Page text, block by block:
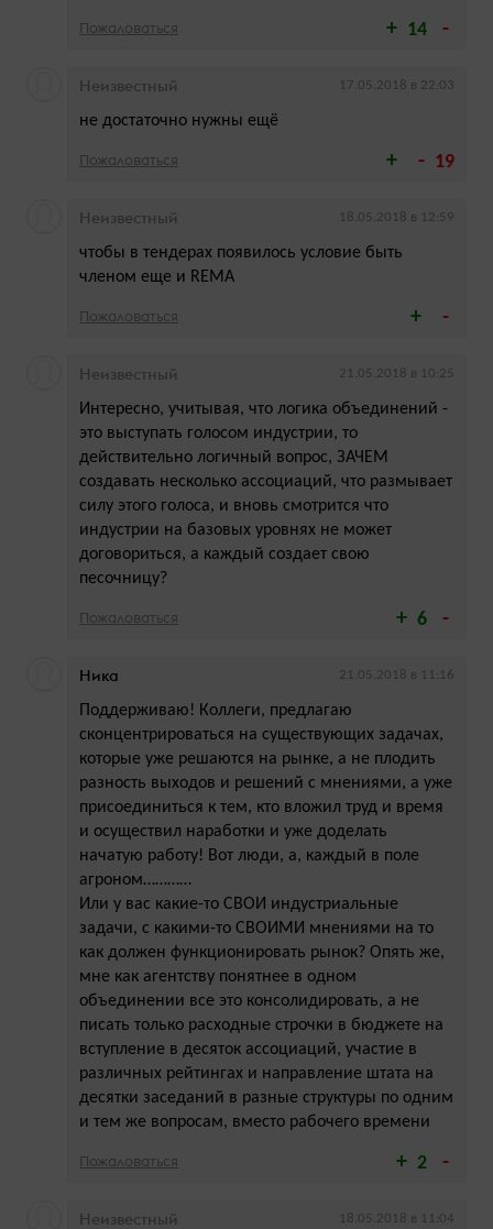
14
Пожаловаться
19
не достаточно нужны ещё
Неизвестный 17.05.2018 в 22:03
Пожаловаться
чтобы в тендерах появилось условие быть
членом еще и REMA
Неизвестный 18.05.2018 в 12:59
Пожаловаться
6
Интересно, учитывая, что логика объединений -
это выступать голосом индустрии, то
действительно логичный вопрос, ЗАЧЕМ
создавать несколько ассоциаций, что размывает
силу этого голоса, и вновь смотрится что
индустрии на базовых уровнях не может
договориться, а каждый создает свою
песочницу?
Неизвестный 21.05.2018 в 10:25
Пожаловаться
2
Поддерживаю! Коллеги, предлагаю
сконцентрироваться на существующих задачах,
которые уже решаются на рынке, а не плодить
разность выходов и решений с мнениями, а уже
присоединиться к тем, кто вложил труд и время
и осуществил наработки и уже доделать
начатую работу! Вот люди, а, каждый в поле
агроном…………
Или у вас какие-то СВОИ индустриальные
задачи, с какими-то СВОИМИ мнениями на то
как должен функционировать рынок? Опять же,
мне как агентству понятнее в одном
объединении все это консолидировать, а не
писать только расходные строчки в бюджете на
вступление в десяток ассоциаций, участие в
различных рейтингах и направление штата на
десятки заседаний в разные структуры по одним
и тем же вопросам, вместо рабочего времени
Ника 21.05.2018 в 11:16
Пожаловаться
Неизвестный 18.05.2018 в 11:04